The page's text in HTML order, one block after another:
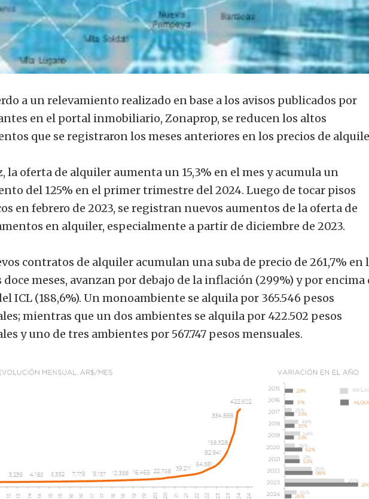
a un relevamiento realizado en base a los avisos publicados por
en el portal inmobiliario, Zonaprop, se reducen los altos
que se registraron los meses anteriores en los precios de
la oferta de alquiler aumenta un 15,3% en el mes y acumula un
del 125% en el primer trimestre del 2024. Luego de tocar pisos
en febrero de 2023, se registran nuevos aumentos de la oferta de
en alquiler, especialmente a partir de diciembre de 2023.
contratos de alquiler acumulan una suba de precio de 261,7% en
meses, avanzan por debajo de la inflación (299%) y por encima
ICL (188,6%). Un monoambiente se alquila por 365.546 pesos
mientras que un dos ambientes se alquila por 422.502 pesos
y uno de tres ambientes por 567.747 pesos mensuales.